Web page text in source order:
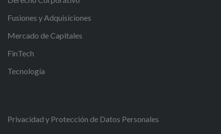
Fusiones y Adquisiciones
Mercado de Capitales
FinTech
Tecnología
Privacidad y Protección de Datos Personales